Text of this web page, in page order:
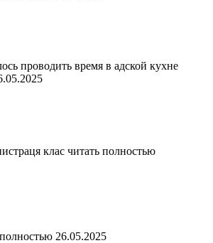
проводить время в адской кухне
клас читать полностью
26.05.2025